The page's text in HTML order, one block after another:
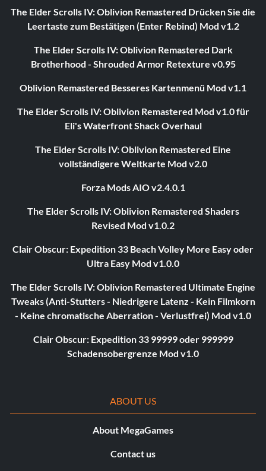
The Elder Scrolls IV: Oblivion Remastered Drücken Sie die
Leertaste zum Bestätigen (Enter Rebind) Mod v1.2
The Elder Scrolls IV: Oblivion Remastered Dark
Brotherhood - Shrouded Armor Retexture v0.95
Oblivion Remastered Besseres Kartenmenü Mod v1.1
The Elder Scrolls IV: Oblivion Remastered Mod v1.0 für
Eli's Waterfront Shack Overhaul
The Elder Scrolls IV: Oblivion Remastered Eine
vollständigere Weltkarte Mod v2.0
Forza Mods AIO v2.4.0.1
The Elder Scrolls IV: Oblivion Remastered Shaders
Revised Mod v1.0.2
Clair Obscur: Expedition 33 Beach Volley More Easy oder
Ultra Easy Mod v1.0.0
The Elder Scrolls IV: Oblivion Remastered Ultimate Engine
Tweaks (Anti-Stutters - Niedrigere Latenz - Kein Filmkorn
- Keine chromatische Aberration - Verlustfrei) Mod v1.0
Clair Obscur: Expedition 33 99999 oder 999999
Schadensobergrenze Mod v1.0
ABOUT US
About MegaGames
Contact us